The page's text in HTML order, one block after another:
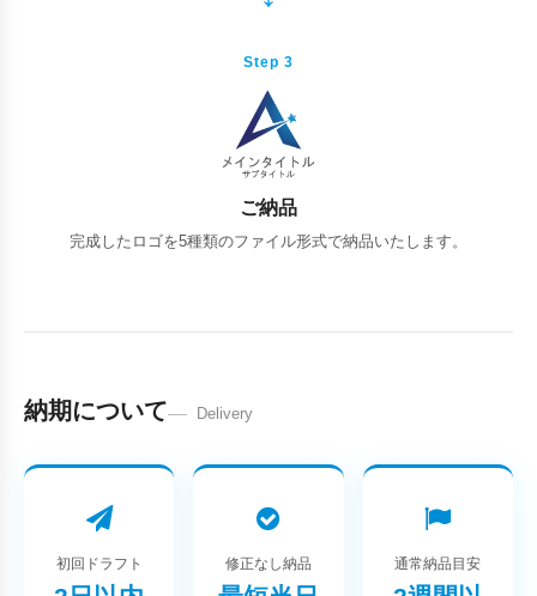
Step 3
ご納品
完成したロゴを5種類のファイル形式で納品いたします。
納期について Delivery
初回ドラフト 修正なし納品 通常納品目安